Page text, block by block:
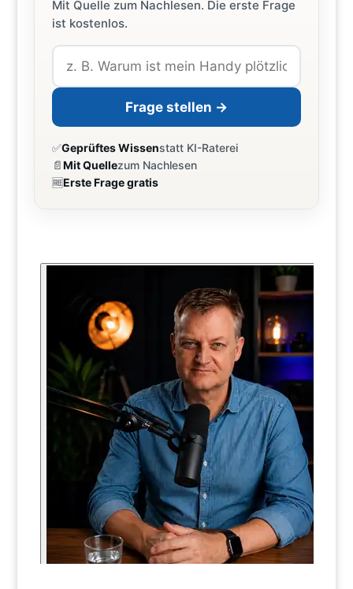
Mit Quelle zum Nachlesen. Die erste Frage
ist kostenlos.
Frage stellen →
✅Geprüftes Wissenstatt KI-Raterei
📄Mit Quellezum Nachlesen
🆓Erste Frage gratis